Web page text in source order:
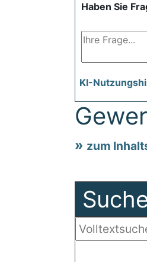
Haben Sie
KI-
zum